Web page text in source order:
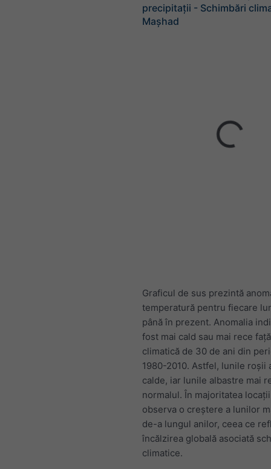
precipitații - Schimbări
Mașhad
Graficul de sus prezintă
temperatură pentru fiecare
până în prezent. Anomalia
fost mai cald sau mai rece
climatică de 30 de ani din
1980-2010. Astfel, lunile roșii
calde, iar lunile albastre mai
normalul. În majoritatea
observa o creștere a lunilor
de-a lungul anilor, ceea ce
încălzirea globală asociată
climatice.